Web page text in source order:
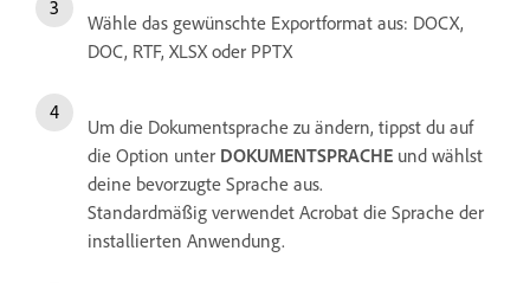
Wähle das gewünschte Exportformat aus: DOCX,
DOC, RTF, XLSX oder PPTX
Um die Dokumentsprache zu ändern, tippst du auf
die Option unter DOKUMENTSPRACHE und wählst
deine bevorzugte Sprache aus.
Standardmäßig verwendet Acrobat die Sprache der
installierten Anwendung.